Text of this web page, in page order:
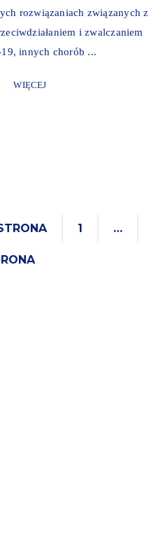
rozwiązaniach związanych z
i zwalczaniem
innych chorób ...
WIĘCEJ
1 …